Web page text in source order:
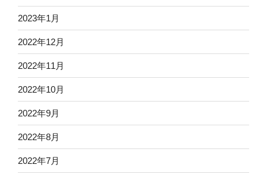
2023年1月
2022年12月
2022年11月
2022年10月
2022年9月
2022年8月
2022年7月